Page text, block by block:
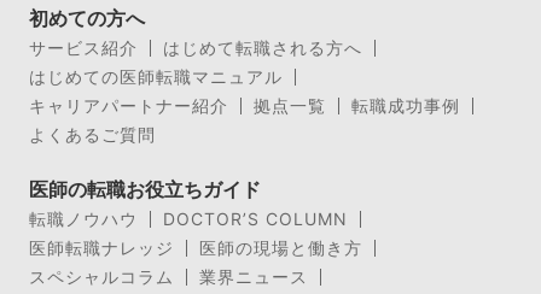
初めての方へ
サービス紹介
はじめて転職される方へ
はじめての医師転職マニュアル
キャリアパートナー紹介
拠点一覧
転職成功事例
よくあるご質問
医師の転職お役立ちガイド
転職ノウハウ
DOCTOR’S COLUMN
医師転職ナレッジ
医師の現場と働き方
スペシャルコラム
業界ニュース